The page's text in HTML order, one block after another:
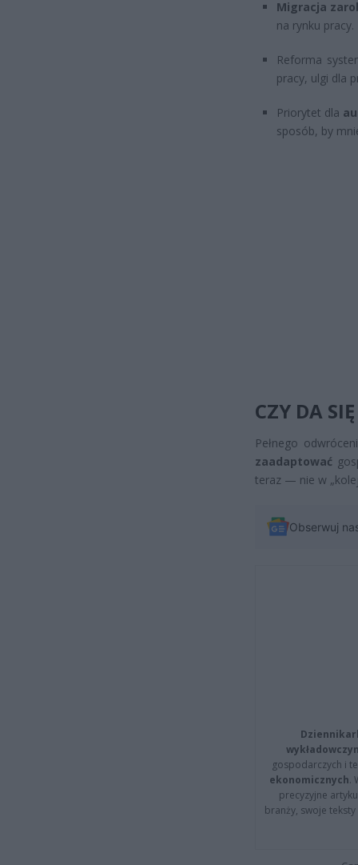
Migracja
na rynku pracy.
Reforma
pracy, ulgi dla
Priorytet dla
sposób, by
CZY DA
Pełnego
zaadaptować
teraz — nie w
Obserwuj
gospodarczych i
ekonomicznych.
precyzyjne
branży, swoje